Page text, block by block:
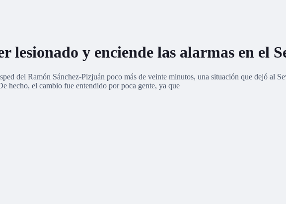
lesionado y enciende las alarmas en el
del Ramón Sánchez-Pizjuán poco más de veinte minutos, una situación que dejó al
hecho, el cambio fue entendido por poca gente, ya que